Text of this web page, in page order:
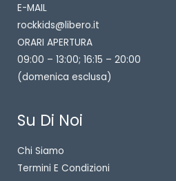
E-MAIL
rockkids@libero.it
ORARI APERTURA
09:00 – 13:00; 16:15 – 20:00
(domenica esclusa)
Su Di Noi
Chi Siamo
Termini E Condizioni